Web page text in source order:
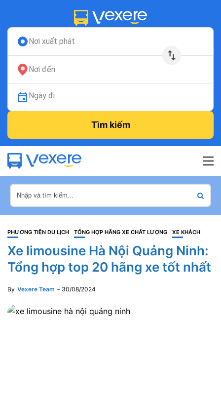
Nơi xuất phát
Nơi đến
Ngày đi
Tìm kiếm
PHƯƠNG TIỆN DU LỊCH TỔNG HỢP HÃNG XE CHẤT LƯỢNG XE KHÁCH
Xe limousine Hà Nội Quảng Ninh:
Tổng hợp top 20 hãng xe tốt nhất
By Vexere Team 30/08/2024